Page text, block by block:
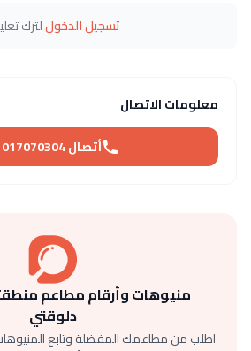
تسجيل الدخوللترك
معلومات الاتصال
أتصال 01017070304
منيوهات وأرقام مطاعم
دلوقتي
اطلب من مطاعمك المفضلة وتابع